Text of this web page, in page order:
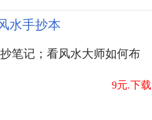
水手抄本
笔记；看风水大师如何布
9元.下载